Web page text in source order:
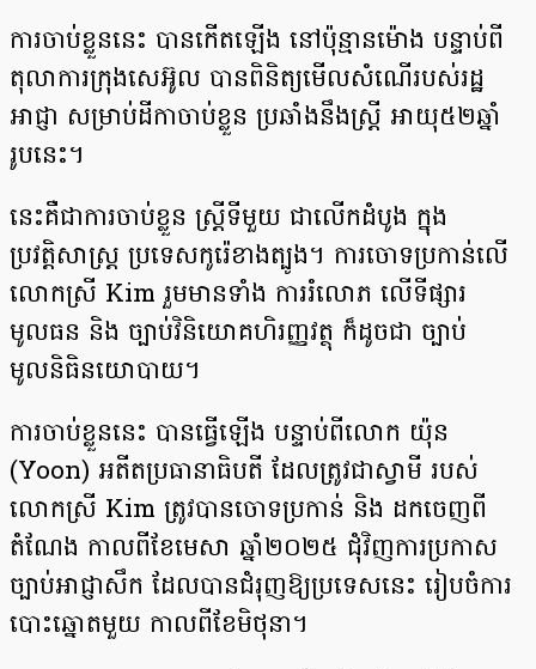
ការចាប់ខ្លួននេះ បានកើតឡើង នៅប៉ុន្មានម៉ោង បន្ទាប់ពី
តុលាការក្រុងសេអ៊ូល បានពិនិត្យមើលសំណើរបស់រដ្ឋ
អាជ្ញា សម្រាប់ដីកាចាប់ខ្លួន ប្រឆាំងនឹងស្ត្រី អាយុ៥២ឆ្នាំ
រូបនេះ។
នេះគឺជាការចាប់ខ្លួន ស្ត្រីទីមួយ ជាលើកដំបូង ក្នុង
ប្រវត្តិសាស្ត្រ ប្រទេសកូរ៉េខាងត្បូង។ ការចោទប្រកាន់លើ
លោកស្រី Kim រួមមានទាំង ការរំលោភ លើទីផ្សារ
មូលធន និង ច្បាប់វិនិយោគហិរញ្ញវត្ថុ ក៏ដូចជា ច្បាប់
មូលនិធិនយោបាយ។
ការចាប់ខ្លួននេះ បានធ្វើឡើង បន្ទាប់ពីលោក យ៉ុន
(Yoon) អតីតប្រធានាធិបតី ដែលត្រូវជាស្វាមី របស់
លោកស្រី Kim ត្រូវបានចោទប្រកាន់ និង ដកចេញពី
តំណែង កាលពីខែមេសា ឆ្នាំ២០២៥ ជុំវិញការប្រកាស
ច្បាប់អាជ្ញាសឹក ដែលបានជំរុញឱ្យប្រទេសនេះ រៀបចំការ
បោះឆ្នោតមួយ កាលពីខែមិថុនា។